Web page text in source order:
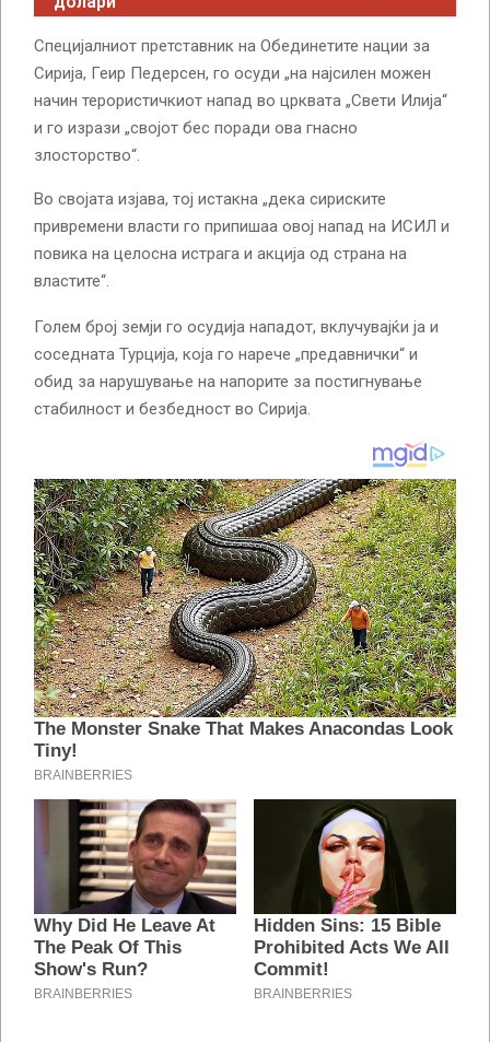
Специјалниот претставник на Обединетите нации за
Сирија, Геир Педерсен, го осуди „на најсилен можен
начин терористичкиот напад во црквата „Свети Илија“
и го изрази „својот бес поради ова гнасно
злосторство“.
Во својата изјава, тој истакна „дека сириските
привремени власти го припишаа овој напад на ИСИЛ и
повика на целосна истрага и акција од страна на
властите“.
Голем број земји го осудија нападот, вклучувајќи ја и
соседната Турција, која го нарече „предавнички“ и
обид за нарушување на напорите за постигнување
стабилност и безбедност во Сирија.